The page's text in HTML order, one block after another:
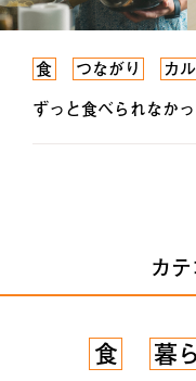
食 つながり カ
ずっと食べられなか
カ
食 暮